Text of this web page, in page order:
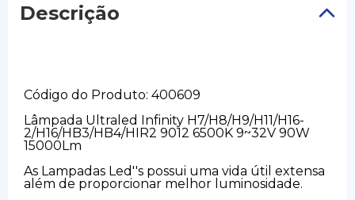
Descrição
Código do Produto: 400609
Lâmpada Ultraled Infinity H7/H8/H9/H11/H16-
2/H16/HB3/HB4/HIR2 9012 6500K 9~32V 90W
15000Lm
As Lampadas Led''s possui uma vida útil extensa
além de proporcionar melhor luminosidade.